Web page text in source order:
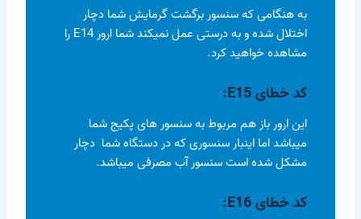
به هنگامی که سنسور برگشت گرمایش شما دچار
اختلال شده و به درستی عمل نمیکند شما ارور E14 را
مشاهده خواهید کرد.
کد خطایE15
:
این ارور باز هم مربوط به سنسور های پکیج شما
میباشد اما اینبار سنسوری که در دستگاه شما دچار
مشکل شده است سنسور آب مصرفی میباشد.
کد خطایE16
: